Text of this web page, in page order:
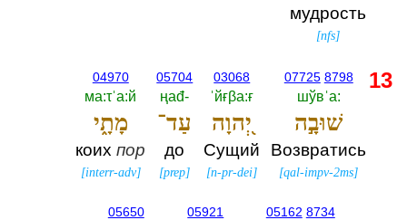
мудрость
[nfs]
07725 8798
шўвˈа:‎
שׁוּבָ֣ה
Возвратись
[qal-impv-2ms]
03068
ˈйғβа:ғ
יְ֭הוָה
Сущий
[n-pr-dei]
05704
ңаđ-‎
עַד־
до
[prep]
04970
ма:τˈа:й
מָתָ֑י
коихпор
[interr-adv]
05162 8734
05921
05650
13